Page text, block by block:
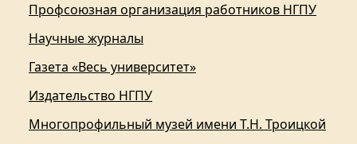
Профсоюзная организация работников НГПУ
Научные журналы
Газета «Весь университет»
Издательство НГПУ
Многопрофильный музей имени Т.Н. Троицкой